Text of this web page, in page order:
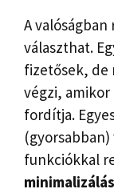
A
választhat.
fizetősek, de
végzi,
fordítja.
funkciókkal